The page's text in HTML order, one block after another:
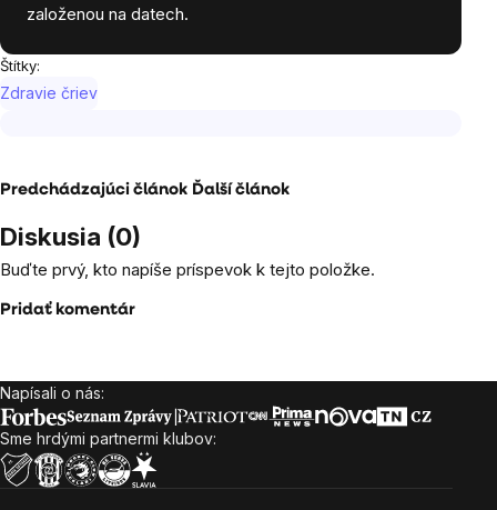
založenou na datech.
Štítky:
Zdravie čriev
Predchádzajúci článok Ďalší článok
Diskusia (0)
Buďte prvý, kto napíše príspevok k tejto položke.
Pridať komentár
Zápätie
Napísali o nás:
Sme hrdými partnermi klubov: